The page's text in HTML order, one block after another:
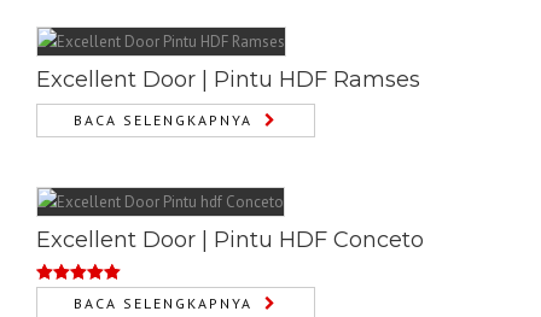
Excellent Door | Pintu HDF Ramses
BACA SELENGKAPNYA
Excellent Door | Pintu HDF Conceto
BACA SELENGKAPNYA